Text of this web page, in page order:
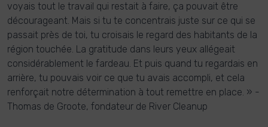
voyais tout le travail qui restait à faire, ça pouvait être
décourageant. Mais si tu te concentrais juste sur ce qui se
passait près de toi, tu croisais le regard des habitants de la
région touchée. La gratitude dans leurs yeux allégeait
considérablement le fardeau. Et puis quand tu regardais en
arrière, tu pouvais voir ce que tu avais accompli, et cela
renforçait notre détermination à tout remettre en place. » -
Thomas de Groote, fondateur de River Cleanup